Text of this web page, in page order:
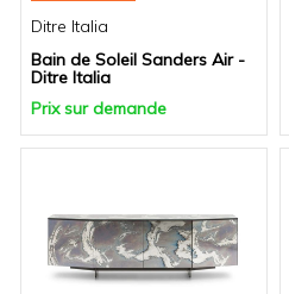
Ditre Italia
Bain de Soleil Sanders Air -
Ditre Italia
Prix sur demande